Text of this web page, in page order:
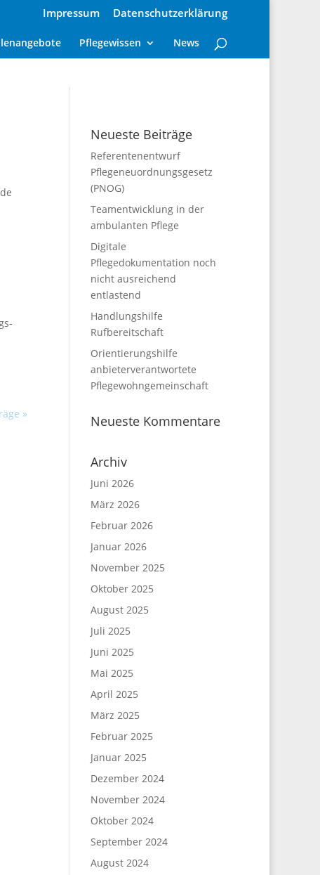
Impressum Datenschutzerklärung
Pflegewissen News
»
Neueste Beiträge
Referentenentwurf
Pflegeneuordnungsgesetz
(PNOG)
Teamentwicklung in der
ambulanten Pflege
Digitale
Pflegedokumentation noch
nicht ausreichend
entlastend
Handlungshilfe
Rufbereitschaft
Orientierungshilfe
anbieterverantwortete
Pflegewohngemeinschaft
Neueste Kommentare
Archiv
Juni 2026
März 2026
Februar 2026
Januar 2026
November 2025
Oktober 2025
August 2025
Juli 2025
Juni 2025
Mai 2025
April 2025
März 2025
Februar 2025
Januar 2025
Dezember 2024
November 2024
Oktober 2024
September 2024
August 2024